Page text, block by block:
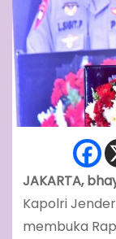
JAKARTA,
Kapolri
membuka